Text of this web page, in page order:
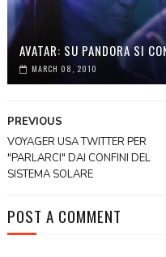
AVATAR: SU PANDORA SI
MARCH 08, 2010
PREVIOUS
VOYAGER USA TWITTER PER
"PARLARCI" DAI CONFINI DEL
SISTEMA SOLARE
POST A COMMENT